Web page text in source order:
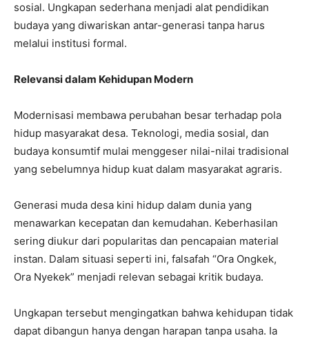
sosial. Ungkapan sederhana menjadi alat pendidikan
budaya yang diwariskan antar-generasi tanpa harus
melalui institusi formal.
Relevansi dalam Kehidupan Modern
Modernisasi membawa perubahan besar terhadap pola
hidup masyarakat desa. Teknologi, media sosial, dan
budaya konsumtif mulai menggeser nilai-nilai tradisional
yang sebelumnya hidup kuat dalam masyarakat agraris.
Generasi muda desa kini hidup dalam dunia yang
menawarkan kecepatan dan kemudahan. Keberhasilan
sering diukur dari popularitas dan pencapaian material
instan. Dalam situasi seperti ini, falsafah “Ora Ongkek,
Ora Nyekek” menjadi relevan sebagai kritik budaya.
Ungkapan tersebut mengingatkan bahwa kehidupan tidak
dapat dibangun hanya dengan harapan tanpa usaha. Ia